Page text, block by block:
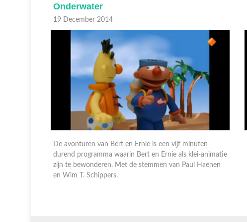
Piraten
18 December 2014
De avonturen van Bert en Ernie is een vijf minuten
durend programma waarin Bert en Ernie als klei-animatie
zijn te bewonderen. Met de stemmen van Paul Haenen
en Wim T. Schippers.